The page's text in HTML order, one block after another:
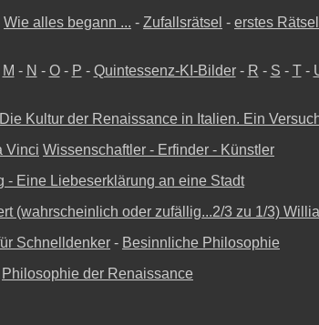
Wie alles begann ... - Zufallsrätsel - erstes Rätsel
M - N - O- P - Quintessenz-KI-Bilder- R - S - T-
Kultur der Renaissance in Italien. Ein
Vinci Wissenschaftler - Erfinder - Künstler
- Eine Liebeserklärung an eine Stadt
(wahrscheinlich oder zufällig...2/3 zu 1/3)
Schnelldenker - Besinnliche Philosophie
Philosophie der Renaissance